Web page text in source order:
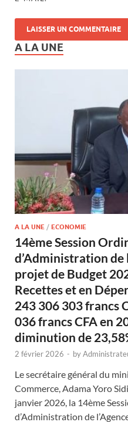
A LA UNE
A LA UNE / ECONOMIE
14ème Session
d’Administration de
projet de Budget
Recettes et en
243 306 303 francs
036 francs CFA en
diminution de
2 février 2026 - by
Le secrétaire général du
Commerce, Adama Yoro
janvier 2026, la 14ème
d’Administration de